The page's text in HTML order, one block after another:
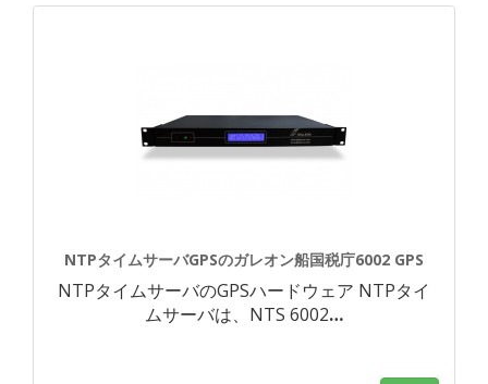
NTPタイムサーバGPSのガレオン船国税庁6002 GPS
NTPタイムサーバのGPSハードウェア NTPタイ
ムサーバは、NTS 6002…